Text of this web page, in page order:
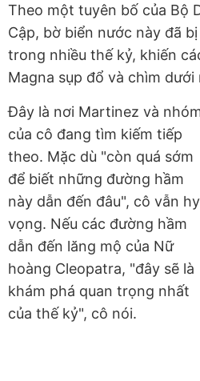
Theo một tuyên bố của Bộ
Cập, bờ biển nước này đã
trong nhiều thế kỷ, khiến
Magna sụp đổ và chìm dưới
Đây là nơi Martinez và
của cô đang tìm kiếm tiếp
theo. Mặc dù "còn quá sớm
để biết những đường hầm
này dẫn đến đâu", cô vẫn hy
vọng. Nếu các đường hầm
dẫn đến lăng mộ của Nữ
hoàng Cleopatra, "đây sẽ là
khám phá quan trọng nhất
của thế kỷ", cô nói.